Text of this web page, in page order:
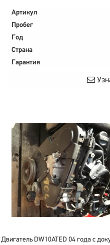
Артикул
Пробег
Год
Страна
Гарантия
Двигатель DW10ATED 04 года с